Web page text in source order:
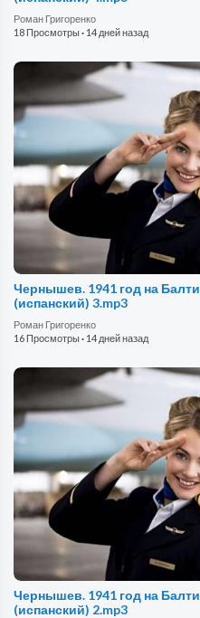
Роман Григоренко
18 Просмотры· 14 дней назад
Чернышев. 1941 год на
(испанский) 3.mp3
Роман Григоренко
16 Просмотры· 14 дней назад
Чернышев. 1941 год на
(испанский) 2.mp3